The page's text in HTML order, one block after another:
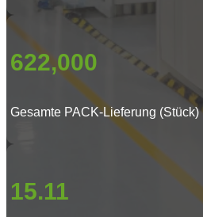
622,000
Gesamte PACK-Lieferung (Stück)
15.11